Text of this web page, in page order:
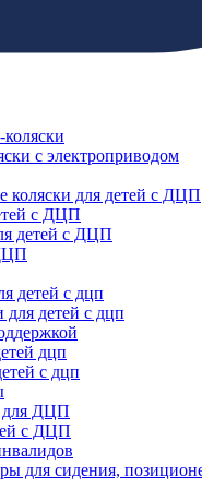
с электроприводом
коляски для детей с ДЦП
с ДЦП
детей с ДЦП
детей с дцп
детей с дцп
дцп
с дцп
для ДЦП
с ДЦП
для сидения,